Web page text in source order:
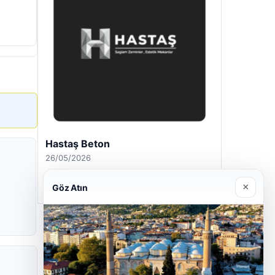
Hastaş Beton
26/05/2026
Göz Atın ×